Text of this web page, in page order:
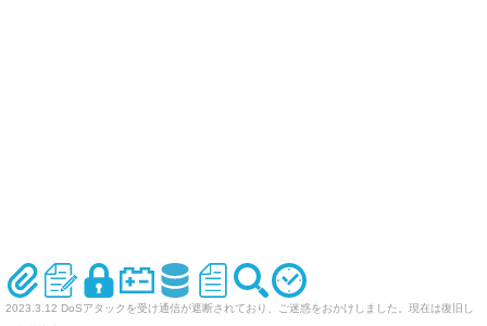
2023.3.12 DoSアタックを受け通信が遮断されており、ご迷惑をおかけしました。現在は復旧し